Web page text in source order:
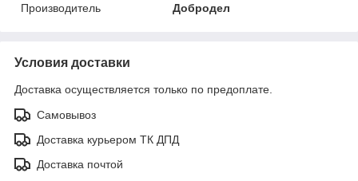
Производитель
Добродел
Условия доставки
Доставка осуществляется только по предоплате.
Самовывоз
Доставка курьером ТК ДПД
Доставка почтой